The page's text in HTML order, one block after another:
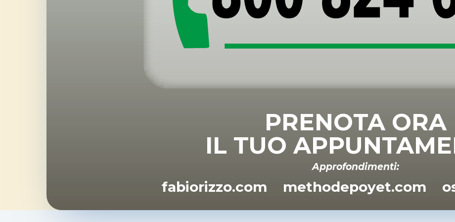
PRENOTA ORA
IL TUO
Approfondimenti:
fabiorizzo.com methodepoyet.com